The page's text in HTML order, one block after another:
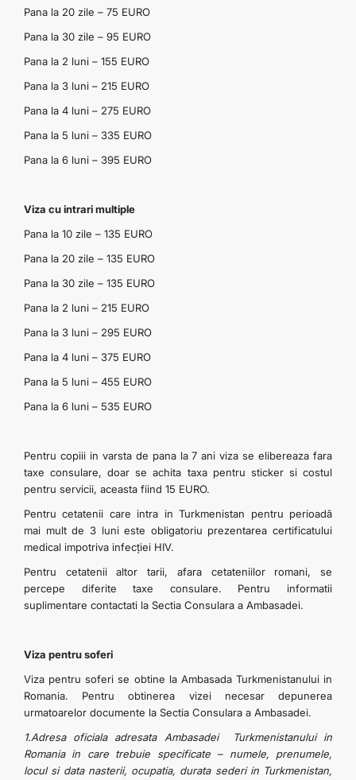
Pana la 20 zile – 75 EURO
Pana la 30 zile – 95 EURO
Pana la 2 luni – 155 EURO
Pana la 3 luni – 215 EURO
Pana la 4 luni – 275 EURO
Pana la 5 luni – 335 EURO
Pana la 6 luni – 395 EURO
Viza cu intrari multiple
Pana la 10 zile – 135 EURO
Pana la 20 zile – 135 EURO
Pana la 30 zile – 135 EURO
Pana la 2 luni – 215 EURO
Pana la 3 luni – 295 EURO
Pana la 4 luni – 375 EURO
Pana la 5 luni – 455 EURO
Pana la 6 luni – 535 EURO
Pentru copiii in varsta de pana la 7 ani viza se elibereaza fara
taxe consulare, doar se achita taxa pentru sticker si costul
pentru servicii, aceasta fiind 15 EURO.
Pentru cetatenii care intra in Turkmenistan pentru perioadă
mai mult de 3 luni este obligatoriu prezentarea certificatului
medical impotriva infecției HIV.
Pentru cetatenii altor tarii, afara cetateniilor romani, se
percepe diferite taxe consulare. Pentru informatii
suplimentare contactati la Sectia Consulara a Ambasadei.
Viza pentru soferi
Viza pentru soferi se obtine la Ambasada Turkmenistanului in
Romania. Pentru obtinerea vizei necesar depunerea
urmatoarelor documente la Sectia Consulara a Ambasadei.
1.Adresa oficiala adresata Ambasadei Turkmenistanului in
Romania in care trebuie specificate – numele, prenumele,
locul si data nasterii, ocupatia, durata sederi in Turkmenistan,